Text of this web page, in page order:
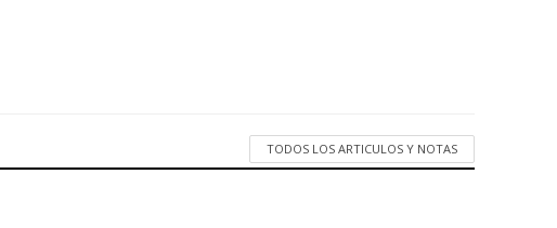
TODOS LOS ARTICULOS Y NOTAS